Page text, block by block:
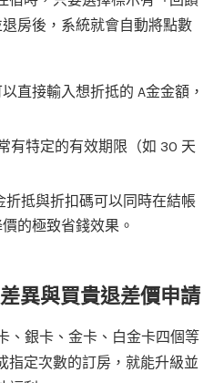
房後，系統就會自動將點數
直接輸入想折抵的 A金金額，
有特定的有效期限（如 30 天
折抵與折扣碼可以同時在結帳
的極致省錢效果。
異與買貴退差價申請
、銀卡、金卡、白金卡四個等
指定次數的訂房，就能升級並